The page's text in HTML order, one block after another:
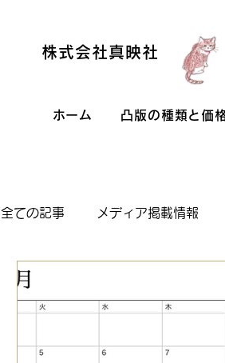
株式会社真映社
ホーム 凸版の種類と価
全ての記事 メディア掲載情報